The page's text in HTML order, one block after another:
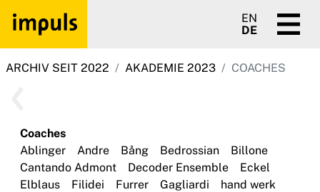
EN
DE
ARCHIV SEIT 2022 AKADEMIE 2023 COACHES
Coaches
Ablinger
Andre Bång Bedrossian
Billone
Cantando Admont
Decoder Ensemble
Eckel
Elblaus
Filidei Furrer Gagliardi
hand werk